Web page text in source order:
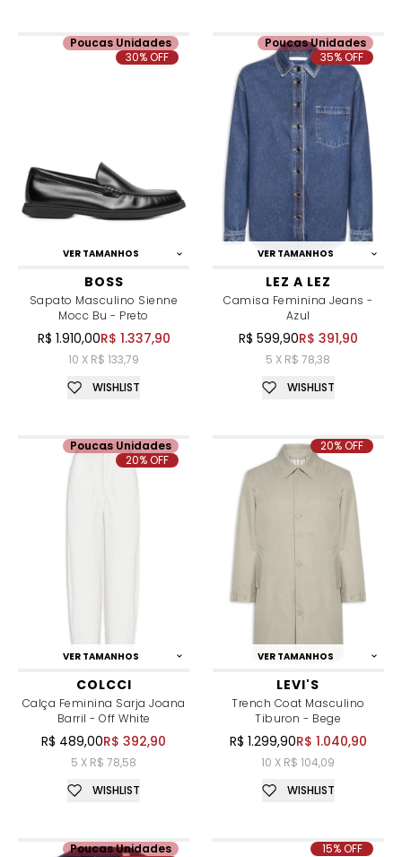
VER TAMANHOS
BOSS
Sapato Masculino Sienne
Mocc Bu - Preto
R$ 1.910,00R$ 1.337,90
10 X R$ 133,79
Poucas Unidades
30% OFF
WISHLIST
VER TAMANHOS
LEZ A LEZ
Camisa Feminina Jeans -
Azul
R$ 599,90R$ 391,90
5 X R$ 78,38
Poucas Unidades
35% OFF
WISHLIST
VER TAMANHOS
COLCCI
Calça Feminina Sarja Joana
Barril - Off White
R$ 489,00R$ 392,90
5 X R$ 78,58
Poucas Unidades
20% OFF
WISHLIST
VER TAMANHOS
LEVI'S
Trench Coat Masculino
Tiburon - Bege
R$ 1.299,90R$ 1.040,90
10 X R$ 104,09
20% OFF
WISHLIST
Poucas Unidades
15% OFF